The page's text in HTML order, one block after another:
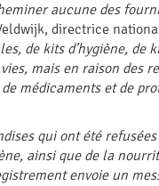
aucune des
directrice
de kits d’hygiène, de
mais en raison des
médicaments et de
qui ont été
ainsi que de la
envoie un